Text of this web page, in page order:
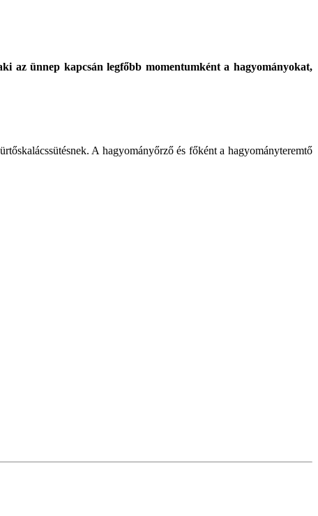
az ünnep kapcsán legfőbb momentumként a hagyományokat,
A hagyományőrző és főként a hagyományteremtő